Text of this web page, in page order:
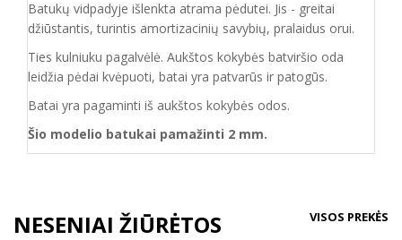
Batukų vidpadyje išlenkta atrama pėdutei. Jis - greitai
džiūstantis, turintis amortizacinių savybių, pralaidus orui.
Ties kulniuku pagalvėlė. Aukštos kokybės batviršio oda
leidžia pėdai kvėpuoti, batai yra patvarūs ir patogūs.
Batai yra pagaminti iš aukštos kokybės odos.
Šio modelio batukai pamažinti 2 mm.
NESENIAI ŽIŪRĖTOS VISOS PREKĖS